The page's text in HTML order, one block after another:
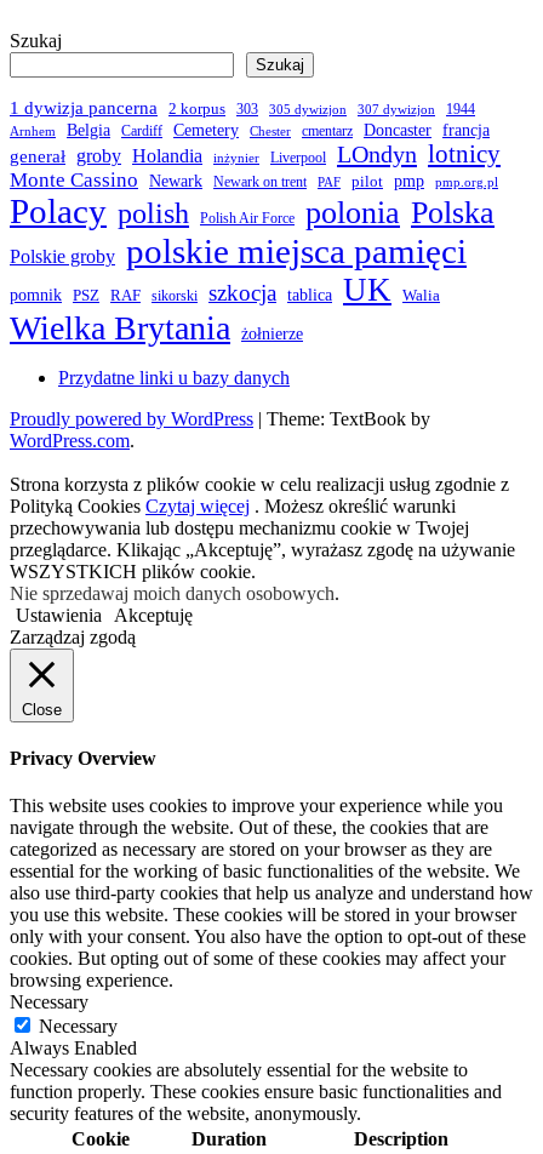
Szukaj
Szukaj
1 dywizja pancerna 2 korpus 303 305 dywizjon 307 dywizjon 1944
Arnhem Belgia Cardiff Cemetery Chester cmentarz Doncaster francja
generał
groby Holandia inżynier Liverpool LOndyn lotnicy
Monte Cassino Newark Newark on trent PAF pilot pmp pmp.org.pl
Polacy polish Polish Air Force polonia Polska
Polskie groby polskie miejsca pamięci
pomnik PSZ RAF sikorski szkocja tablica UK Walia
Wielka Brytania żołnierze
Przydatne linki u bazy danych
Proudly powered by WordPress | Theme: TextBook by
WordPress.com.
Strona korzysta z plików cookie w celu realizacji usług zgodnie z
Polityką Cookies Czytaj więcej . Możesz określić warunki
przechowywania lub dostępu mechanizmu cookie w Twojej
przeglądarce. Klikając „Akceptuję”, wyrażasz zgodę na używanie
WSZYSTKICH plików cookie.
Nie sprzedawaj moich danych osobowych.
Ustawienia
Akceptuję
Zarządzaj zgodą
Close
Privacy Overview
This website uses cookies to improve your experience while you
navigate through the website. Out of these, the cookies that are
categorized as necessary are stored on your browser as they are
essential for the working of basic functionalities of the website. We
also use third-party cookies that help us analyze and understand how
you use this website. These cookies will be stored in your browser
only with your consent. You also have the option to opt-out of these
cookies. But opting out of some of these cookies may affect your
browsing experience.
Necessary
Necessary
Always Enabled
Necessary cookies are absolutely essential for the website to
function properly. These cookies ensure basic functionalities and
security features of the website, anonymously.
Cookie
Duration Description